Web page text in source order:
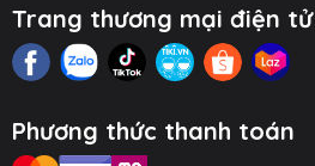
Trang thương mại điện tử
Phương thức thanh toán